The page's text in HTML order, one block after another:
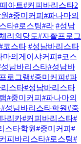
아트#커피바리스타2
#중미커피#파나마의
타#로스팅#라 #성남
리의당도#자활프로그
코스타 #성남바리스타
의게이샤커피#코스
성남바리스타#성남바
로그램#중미커피#파
스타#성남바리스타
#중미커피#파나마의
성남바리스타학원#중
리카#커피바리스타#
스타학원#중미커피#
피바리스타#로스팅#